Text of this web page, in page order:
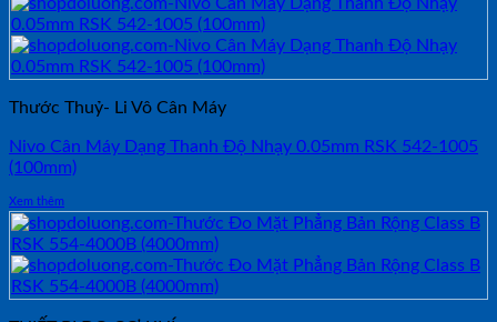
Thước Thuỷ- Li Vô Cân Máy
Nivo Cân Máy Dạng Thanh Độ Nhạy 0.05mm RSK 542-1005
(100mm)
Xem thêm